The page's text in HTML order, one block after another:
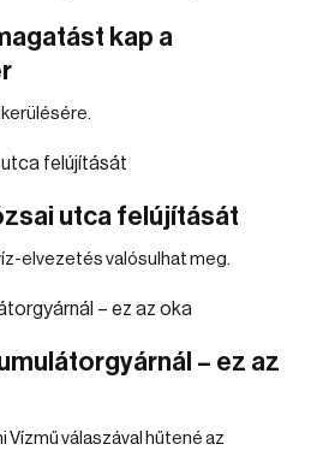
kap a
utca felújítását
elvezetés valósulhat meg.
– ez az
Vízmű válaszával hűtené az